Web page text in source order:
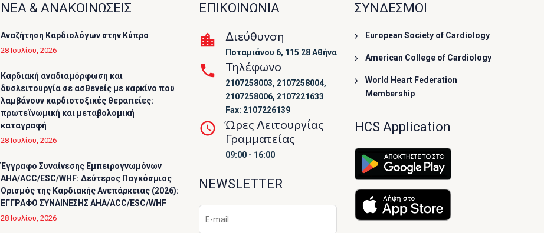
ΝΕΑ & ΑΝΑΚΟΙΝΩΣΕΙΣ
Αναζήτηση Καρδιολόγων στην Κύπρο
28 Ιουλίου, 2026
Καρδιακή αναδιαμόρφωση και
δυσλειτουργία σε ασθενείς με καρκίνο που
λαμβάνουν καρδιοτοξικές θεραπείες:
πρωτεϊνωμική και μεταβολομική
καταγραφή
28 Ιουλίου, 2026
Έγγραφο Συναίνεσης Εμπειρογνωμόνων
AHA/ACC/ESC/WHF: Δεύτερος Παγκόσμιος
Ορισμός της Καρδιακής Ανεπάρκειας (2026):
ΕΓΓΡΑΦΟ ΣΥΝΑΙΝΕΣΗΣ AHA/ACC/ESC/WHF
28 Ιουλίου, 2026
ΕΠΙΚΟΙΝΩΝΙΑ
Διεύθυνση
Ποταμιάνου 6, 115 28 Αθήνα
Τηλέφωνο
2107258003, 2107258004,
2107258006, 2107221633
Fax: 2107226139
Ώρες Λειτουργίας
Γραμματείας
09:00 - 16:00
NEWSLETTER
ΣΥΝΔΕΣΜΟΙ
European Society of Cardiology
American College of Cardiology
World Heart Federation
Membership
HCS Application